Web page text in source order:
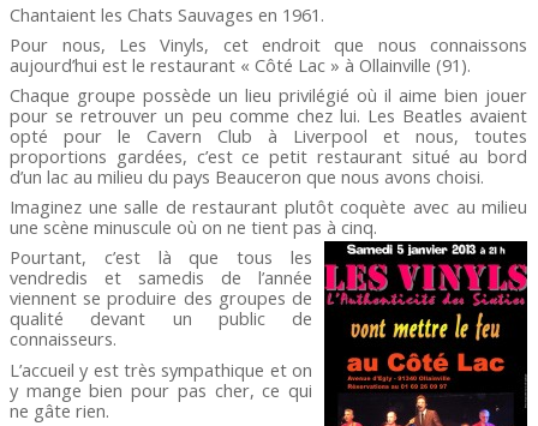
Chantaient les Chats Sauvages en 1961.
Pour nous, Les Vinyls, cet endroit que nous connaissons
aujourd’hui est le restaurant « Côté Lac » à Ollainville (91).
Chaque groupe possède un lieu privilégié où il aime bien jouer
pour se retrouver un peu comme chez lui. Les Beatles avaient
opté pour le Cavern Club à Liverpool et nous, toutes
proportions gardées, c’est ce petit restaurant situé au bord
d’un lac au milieu du pays Beauceron que nous avons choisi.
Imaginez une salle de restaurant plutôt coquète avec au milieu
une scène minuscule où on ne tient pas à cinq.
Pourtant, c’est là que tous les
vendredis et samedis de l’année
viennent se produire des groupes de
qualité devant un public de
connaisseurs.
L’accueil y est très sympathique et on
y mange bien pour pas cher, ce qui
ne gâte rien.